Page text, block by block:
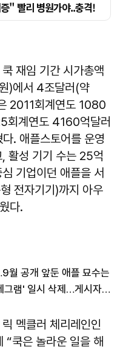
재임 기간 시가총액
)에서 4조달러(약
2011회계연도 1080
회계연도 4160억달러
. 애플스토어를 운영
활성 기기 수는 25억
기업이던 애플을 서
전자기기)까지 아우
다.
월 공개 앞둔 애플 묘수는
애플, 아동 성착취물 발견에 '텔레그램' 일시 삭제…게시자 차단 후 복구
멕클러 체리레인인
“쿡은 놀라운 일을 해